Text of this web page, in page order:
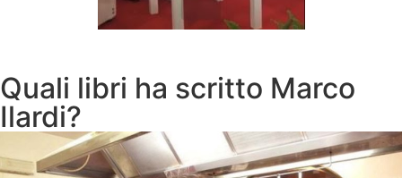
Quali libri ha scritto Marco
Ilardi?